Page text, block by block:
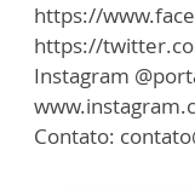
https://
https://
Instagram
Contato: